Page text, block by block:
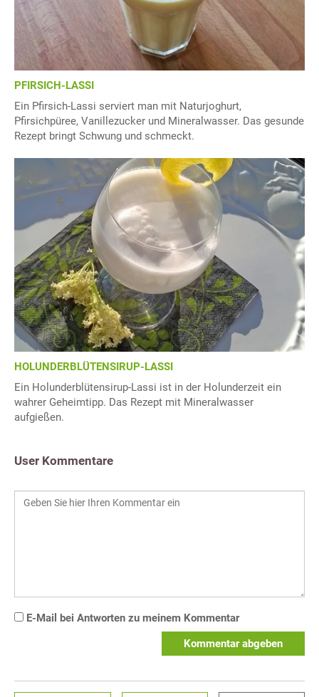
PFIRSICH-LASSI
Ein Pfirsich-Lassi serviert man mit Naturjoghurt,
Pfirsichpüree, Vanillezucker und Mineralwasser. Das gesunde
Rezept bringt Schwung und schmeckt.
HOLUNDERBLÜTENSIRUP-LASSI
Ein Holunderblütensirup-Lassi ist in der Holunderzeit ein
wahrer Geheimtipp. Das Rezept mit Mineralwasser
aufgießen.
User Kommentare
E-Mail bei Antworten zu meinem Kommentar
Kommentar abgeben